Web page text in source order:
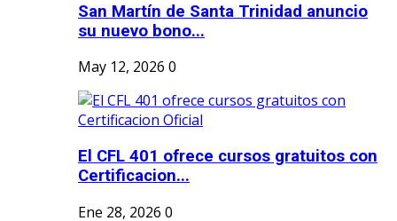
San Martín de Santa Trinidad anuncio
su nuevo bono...
May 12, 2026 0
El CFL 401 ofrece cursos gratuitos con
Certificacion...
Ene 28, 2026 0